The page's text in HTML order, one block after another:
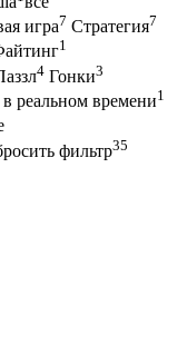
игра7 Стратегия7
1
4 Гонки3
в реальном времени1
фильтр35